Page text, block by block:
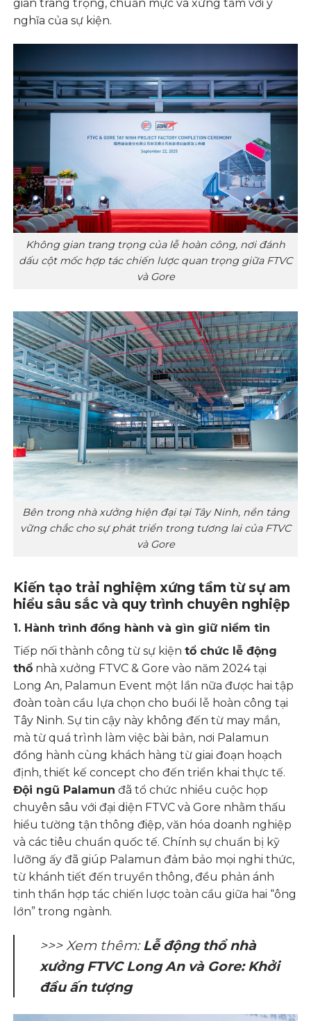
gian trang trọng, chuẩn mực và xứng tầm với ý
nghĩa của sự kiện.
Không gian trang trọng của lễ hoàn công, nơi đánh
dấu cột mốc hợp tác chiến lược quan trọng giữa FTVC
và Gore
Bên trong nhà xưởng hiện đại tại Tây Ninh, nền tảng
vững chắc cho sự phát triển trong tương lai của FTVC
và Gore
Kiến tạo trải nghiệm xứng tầm từ sự am
hiểu sâu sắc và quy trình chuyên nghiệp
1. Hành trình đồng hành và gìn giữ niềm tin
Tiếp nối thành công từ sự kiệntổ chức lễ động
thổ nhà xưởng FTVC & Gore vào năm 2024 tại
Long An, Palamun Event một lần nữa được hai tập
đoàn toàn cầu lựa chọn cho buổi lễ hoàn công tại
Tây Ninh. Sự tin cậy này không đến từ may mắn,
mà từ quá trình làm việc bài bản, nơi Palamun
đồng hành cùng khách hàng từ giai đoạn hoạch
định, thiết kế concept cho đến triển khai thực tế.
Đội ngũ Palamun đã tổ chức nhiều cuộc họp
chuyên sâu với đại diện FTVC và Gore nhằm thấu
hiểu tường tận thông điệp, văn hóa doanh nghiệp
và các tiêu chuẩn quốc tế. Chính sự chuẩn bị kỹ
lưỡng ấy đã giúp Palamun đảm bảo mọi nghi thức,
từ khánh tiết đến truyền thông, đều phản ánh
tinh thần hợp tác chiến lược toàn cầu giữa hai “ông
lớn” trong ngành.
>>> Xem thêm: Lễ động thổ nhà
xưởng FTVC Long An và Gore: Khởi
đầu ấn tượng